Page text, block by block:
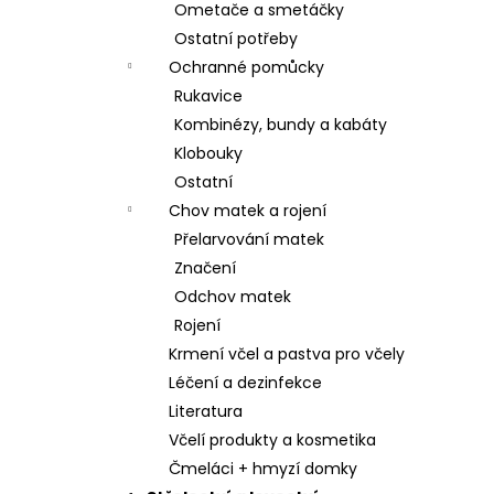
Ometače a smetáčky
Ostatní potřeby
Ochranné pomůcky
Rukavice
Kombinézy, bundy a kabáty
Klobouky
Ostatní
Chov matek a rojení
Přelarvování matek
Značení
Odchov matek
Rojení
Krmení včel a pastva pro včely
Léčení a dezinfekce
Literatura
Včelí produkty a kosmetika
Čmeláci + hmyzí domky